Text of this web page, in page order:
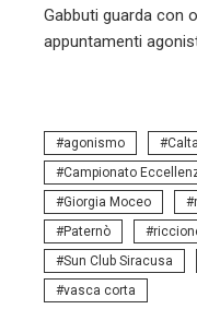
Gabbuti guarda con
appuntamenti
agonismo
Campionato
Giorgia Moceo
Paternò
Sun Club Siracusa
vasca corta